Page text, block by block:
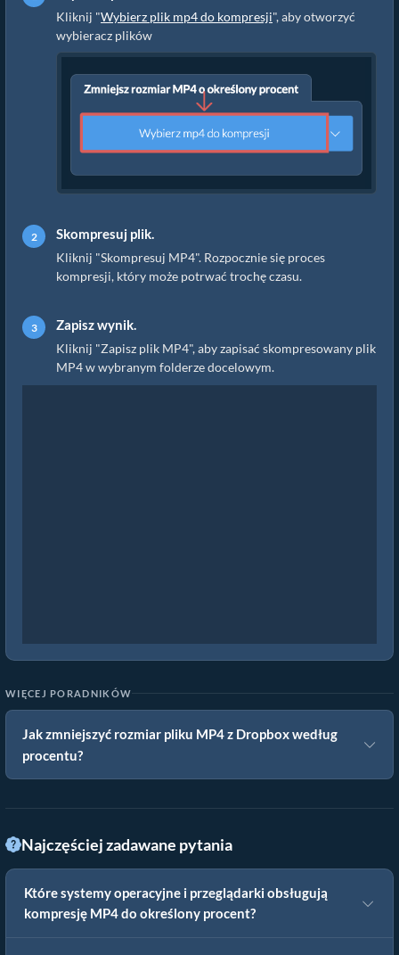
Kliknij "Wybierz plik mp4 do kompresji", aby otworzyć
wybieracz plików
Skompresuj plik.
Kliknij "Skompresuj MP4". Rozpocznie się proces
kompresji, który może potrwać trochę czasu.
Zapisz wynik.
Kliknij "Zapisz plik MP4", aby zapisać skompresowany plik
MP4 w wybranym folderze docelowym.
WIĘCEJ PORADNIKÓW
Jak zmniejszyć rozmiar pliku MP4 z Dropbox według
procentu?
Najczęściej zadawane pytania
Które systemy operacyjne i przeglądarki obsługują
kompresję MP4 do określony procent?